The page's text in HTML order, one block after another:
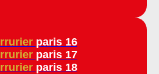
paris 16
paris 17
paris 18